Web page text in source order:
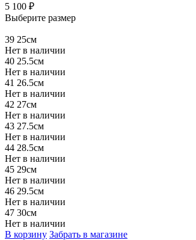
5 100 ₽
Выберите размер
39 25см
Нет в наличии
40 25.5см
Нет в наличии
41 26.5см
Нет в наличии
42 27см
Нет в наличии
43 27.5см
Нет в наличии
44 28.5см
Нет в наличии
45 29см
Нет в наличии
46 29.5см
Нет в наличии
47 30см
Нет в наличии
В корзину Забрать в магазине